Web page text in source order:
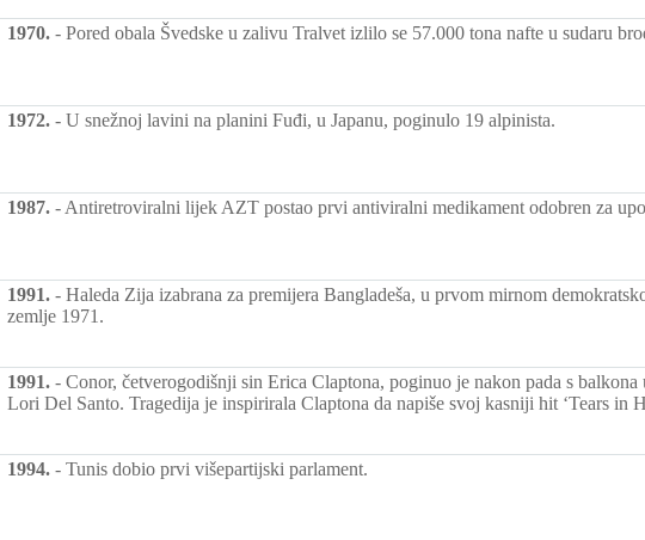
1970. - Pored obala Švedske u zalivu Tralvet izlilo se 57.000 tona nafte u sudaru
1972. - U snežnoj lavini na planini Fuđi, u Japanu, poginulo 19 alpinista.
1987. - Antiretroviralni lijek AZT postao prvi antiviralni medikament odobren za
1991. - Haleda Zija izabrana za premijera Bangladeša, u prvom mirnom
zemlje 1971.
1991. - Conor, četverogodišnji sin Erica Claptona, poginuo je nakon pada s
Lori Del Santo. Tragedija je inspirirala Claptona da napiše svoj kasniji hit ‘Tears in
1994. - Tunis dobio prvi višepartijski parlament.